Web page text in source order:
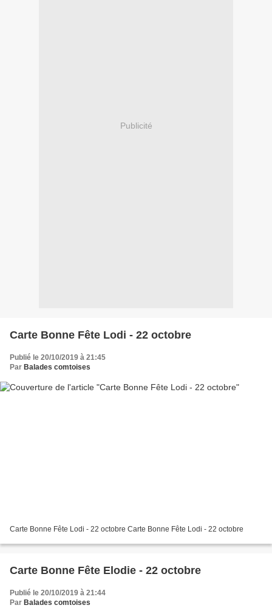
Publicité
Carte Bonne Fête Lodi - 22 octobre
Publié le 20/10/2019 à 21:45
Par Balades comtoises
Carte Bonne Fête Lodi - 22 octobre Carte Bonne Fête Lodi - 22 octobre
Carte Bonne Fête Elodie - 22 octobre
Publié le 20/10/2019 à 21:44
Par Balades comtoises